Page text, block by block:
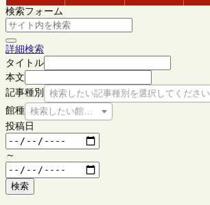
検索フォーム
詳細検索
タイトル
本文
記事種別
検索したい記事種別を選択してください
館種 検索したい館種を選択してください
投稿日
～
検索